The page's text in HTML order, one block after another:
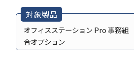
対象製品
オフィスステーション Pro 事務組
合オプション